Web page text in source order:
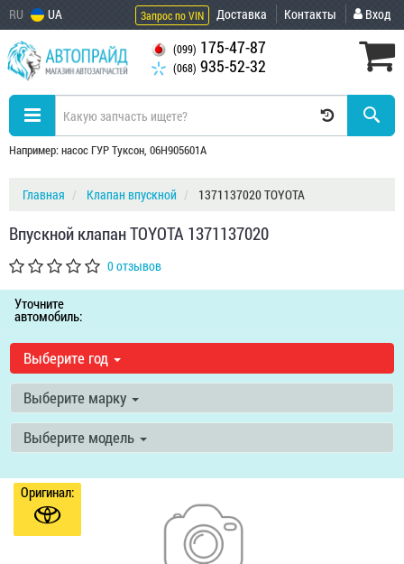
RU UA Запрос по VIN Доставка Контакты Вход
(099) 175-47-87
(068) 935-52-32
Например: насос ГУР Туксон, 06H905601A
Главная Клапан впускной 1371137020 TOYOTA
Впускной клапан TOYOTA 1371137020
0 отзывов
Уточните
автомобиль:
Выберите год
Выберите марку
Выберите модель
Оригинал: